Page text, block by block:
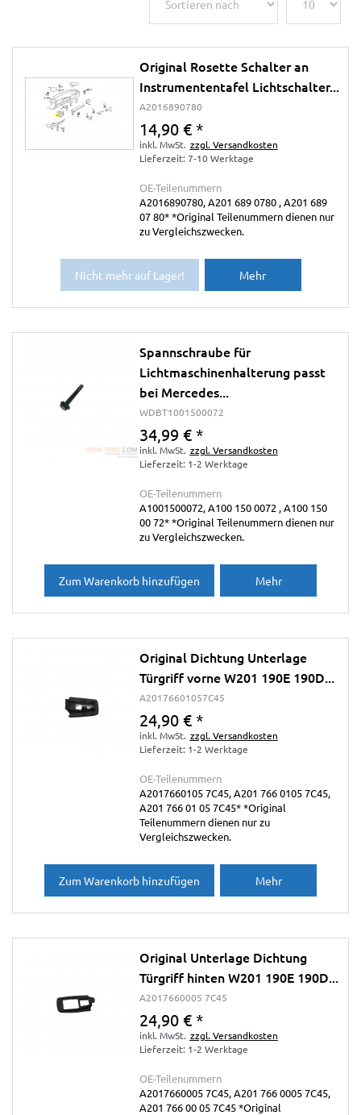
Original Rosette Schalter an
Instrumententafel Lichtschalter...
A2016890780
14,90 € *
inkl. MwSt. zzgl. Versandkosten
Lieferzeit: 7-10 Werktage
OE-Teilenummern
A2016890780, A201 689 0780 , A201 689
07 80* *Original Teilenummern dienen nur
zu Vergleichszwecken.
Nicht mehr auf Lager! Mehr
Spannschraube für
Lichtmaschinenhalterung passt
bei Mercedes...
WDBT1001500072
34,99 € *
inkl. MwSt. zzgl. Versandkosten
Lieferzeit: 1-2 Werktage
OE-Teilenummern
A1001500072, A100 150 0072 , A100 150
00 72* *Original Teilenummern dienen nur
zu Vergleichszwecken.
Zum Warenkorb hinzufügen Mehr
Original Dichtung Unterlage
Türgriff vorne W201 190E 190D...
A20176601057C45
24,90 € *
inkl. MwSt. zzgl. Versandkosten
Lieferzeit: 1-2 Werktage
OE-Teilenummern
A2017660105 7C45, A201 766 0105 7C45,
A201 766 01 05 7C45* *Original
Teilenummern dienen nur zu
Vergleichszwecken.
Zum Warenkorb hinzufügen Mehr
Original Unterlage Dichtung
Türgriff hinten W201 190E 190D...
A2017660005 7C45
24,90 € *
inkl. MwSt. zzgl. Versandkosten
Lieferzeit: 1-2 Werktage
OE-Teilenummern
A2017660005 7C45, A201 766 0005 7C45,
A201 766 00 05 7C45 *Original